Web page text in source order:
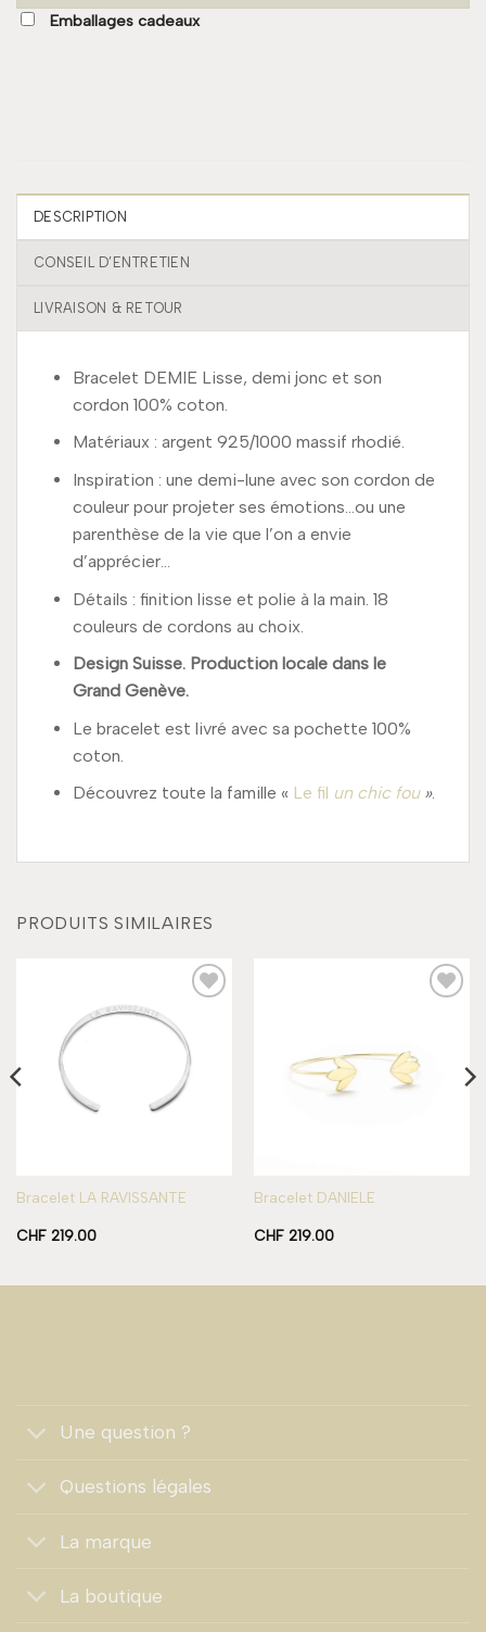
Emballages cadeaux
DESCRIPTION
CONSEIL D’ENTRETIEN
LIVRAISON & RETOUR
Bracelet DEMIE Lisse, demi jonc et son
cordon 100% coton.
Matériaux : argent 925/1000 massif rhodié.
Inspiration : une demi-lune avec son cordon de
couleur pour projeter ses émotions…ou une
parenthèse de la vie que l’on a envie
d’apprécier…
Détails : finition lisse et polie à la main. 18
couleurs de cordons au choix.
Design Suisse. Production locale dans le
Grand Genève.
Le bracelet est livré avec sa pochette 100%
coton.
Découvrez toute la famille « Le fil un chic fou».
PRODUITS SIMILAIRES
wishlist
Bracelet LA RAVISSANTE
CHF219.00
Bracelet DANIELE
CHF219.00
Une question ?
Questions légales
La marque
La boutique